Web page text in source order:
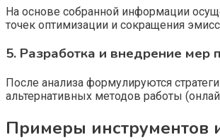
На основе собранной информации
точек оптимизации и сокращения
5. Разработка и внедрение
После анализа формулируются
альтернативных методов работы
Примеры инструментов